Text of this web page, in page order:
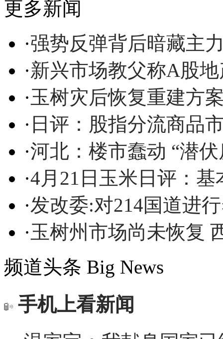
更多新闻
·强势反弹背后暗藏主
·新兴市场教父称A股
·玉树灾后恢复重建方
· 日评：股指分流商品
·河北：楼市蠢动 “潜
·4月21日玉米日评：
·发改委:对214国道进
·玉树州市场尚未恢复
频道头条 Big News
手机上看新闻